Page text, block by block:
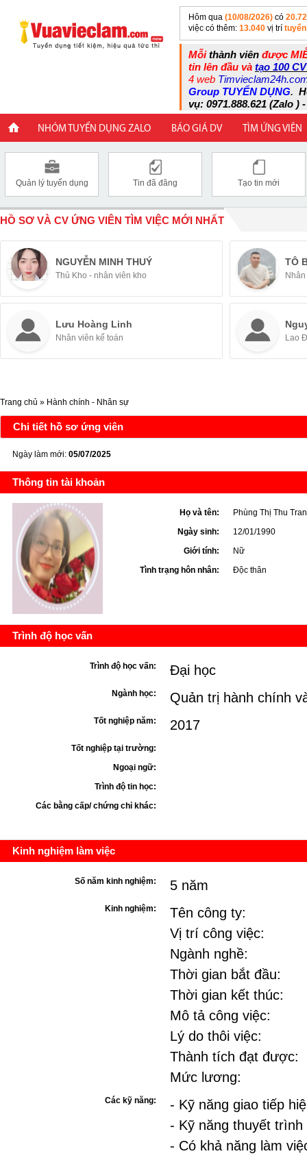
Hôm qua (10/08/2026) có
việc có thêm: 13.040 vị trí
Mỗithành viên được
tin lên đầu và tạo 100
4 web
Group TUYỂN DỤNG.
vụ: 0971.888.621 (Zalo )
NHÓM TUYỂN DỤNG ZALO BÁO GIÁ DV TÌM ỨNG VIÊN
Quản lý tuyển dụng Tin đã đăng Tạo tin mới
HỒ SƠ VÀ CV ỨNG VIÊN TÌM VIỆC MỚI NHẤT
NGUYỄN MINH THUÝ
Thủ Kho - nhân viên kho
TÔ
Lưu Hoàng Linh
Nhân viên kế toán Lao
Trang chủ » Hành chính - Nhân sự
Chi tiết hồ sơ ứng viên
Ngày làm mới: 05/07/2025
Thông tin tài khoản
Họ và tên:
Phùng Thị Thu
Ngày sinh:
12/01/1990
Giới tính:
Nữ
Tình trạng hôn nhân:
Độc thân
Trình độ học vấn
Trình độ học vấn: Đại học
Ngành học: Quản trị hành chính
Tốt nghiệp năm: 2017
Tốt nghiệp tại trường:
Ngoại ngữ:
Trình độ tin học:
Các bằng cấp/ chứng chỉ khác:
Kinh nghiệm làm việc
Số năm kinh nghiệm: 5 năm
Kinh nghiệm:
Tên công ty:
Vị trí công việc:
Ngành nghề:
Thời gian bắt đầu:
Thời gian kết thúc:
Mô tả công việc:
Lý do thôi việc:
Thành tích đạt được:
Mức lương:
Các kỹ năng:
- Kỹ năng giao tiếp
- Kỹ năng thuyết trình
- Có khả năng làm